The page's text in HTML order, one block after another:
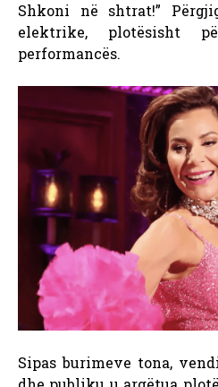
Shkoni në shtrat!”
elektrike, plotësisht
performancës.
Sipas burimeve tona,